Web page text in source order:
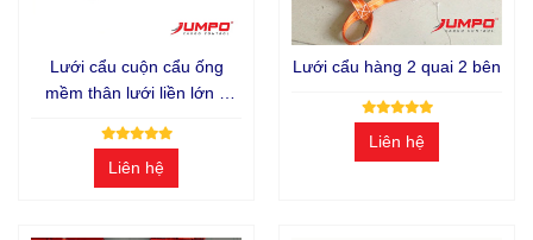
Lưới cẩu cuộn cẩu ống
mềm thân lưới liền lớn 2
Liên hệ
Lưới cẩu hàng 2 quai 2 bên
Liên hệ